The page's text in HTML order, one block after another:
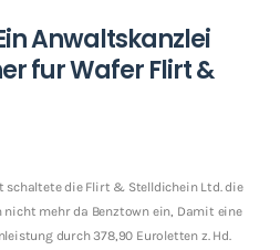
Anwaltskanzlei
fur Wafer Flirt &
schaltete die Flirt & Stelldichein Ltd. die
mehr da Benztown ein, Damit eine
durch 378,90 Euroletten z. Hd.